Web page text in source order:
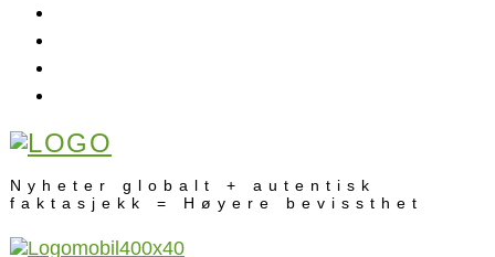
Nyheter globalt + autentisk
faktasjekk = Høyere bevissthet